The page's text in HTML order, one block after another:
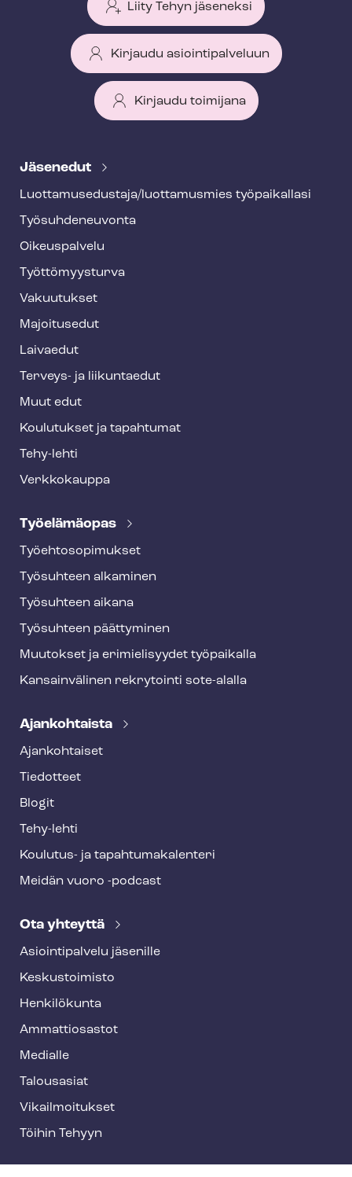
Liity Tehyn jäseneksi
Kirjaudu asiointipalveluun
Kirjaudu toimijana
e
f
o
o
t
e
Jäsenedut
Luot­ta­muse­dus­ta­ja/luottamusmies työpaikallasi
Työ­suh­de­neu­von­ta
Oikeuspalvelu
Työt­tö­myys­tur­va
Vakuutukset
Majoitusedut
Laivaedut
Terveys- ja liikuntaedut
Muut edut
Koulutukset ja tapahtumat
Tehy-lehti
Verkkokauppa
Työelämäopas
Työ­eh­to­so­pi­muk­set
Työsuhteen alkaminen
Työsuhteen aikana
Työsuhteen päättyminen
Muutokset ja erimielisyydet työpaikalla
Kansainvälinen rekrytointi sote-alalla
Ajankohtaista
Ajankohtaiset
Tiedotteet
Blogit
Tehy-lehti
Koulutus- ja ta­pah­tu­ma­ka­len­te­ri
Meidän vuoro -podcast
Ota yhteyttä
Asioin­ti­pal­ve­lu jäsenille
Keskustoimisto
Henkilökunta
Ammattiosastot
Medialle
Talousasiat
Vi­kail­moi­tuk­set
Töihin Tehyyn